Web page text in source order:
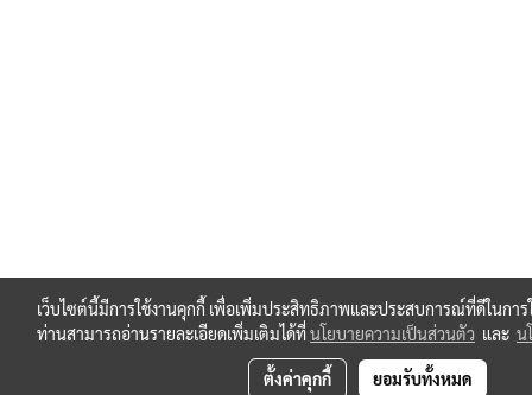
เว็บไซต์นี้มีการใช้งานคุกกี้ เพื่อเพิ่มประสิทธิภาพและประสบการณ์ที่ดีในการ
ท่านสามารถอ่านรายละเอียดเพิ่มเติมได้ที่นโยบายความเป็นส่วนตัว และ น
ตั้งค่าคุกกี้ ยอมรับทั้งหมด